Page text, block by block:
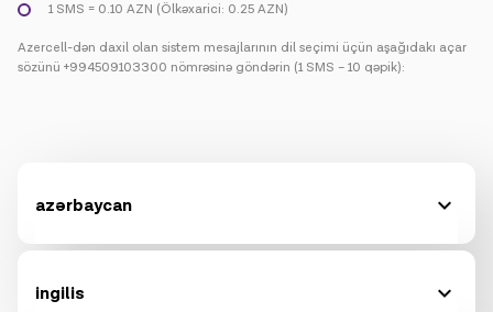
1 SMS = 0.10 AZN (Ölkəxarici: 0.25 AZN)
Azercell-dən daxil olan sistem mesajlarının dil seçimi üçün aşağıdakı açar
sözünü +994509103300 nömrəsinə göndərin (1 SMS – 10 qəpik):
azərbaycan
ingilis